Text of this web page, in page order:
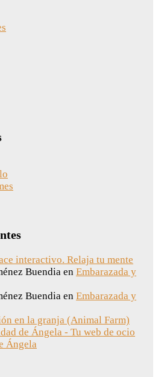
interactivo. Relaja tu mente
Buendia en Embarazada y
Buendia en Embarazada y
en la granja (Animal Farm)
de Ángela - Tu web de ocio
Ángela